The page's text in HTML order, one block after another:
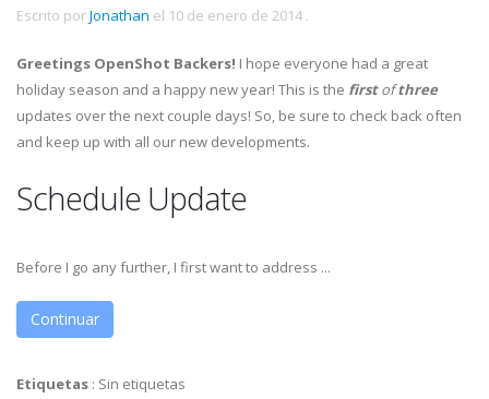
Escrito porJonathan el 10 de enero de 2014 .
Greetings OpenShot Backers! I hope everyone had a great
holiday season and a happy new year! This is the firstofthree
updates over the next couple days! So, be sure to check back often
and keep up with all our new developments.
Schedule Update
Before I go any further, I first want to address ...
Continuar
Etiquetas : Sin etiquetas